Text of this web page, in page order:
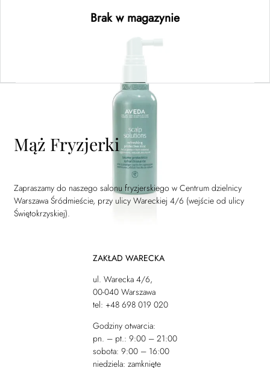
Brak w magazynie
Mąż Fryzjerki
Zapraszamy do naszego salonu fryzjerskiego w Centrum dzielnicy
Warszawa Śródmieście, przy ulicy Wareckiej 4/6 (wejście od ulicy
Świętokrzyskiej).
ZAKŁAD WARECKA
ul. Warecka 4/6,
00-040 Warszawa
tel: +48 698 019 020
Godziny otwarcia:
pn. – pt.: 9:00 – 21:00
sobota: 9:00 – 16:00
niedziela: zamknięte